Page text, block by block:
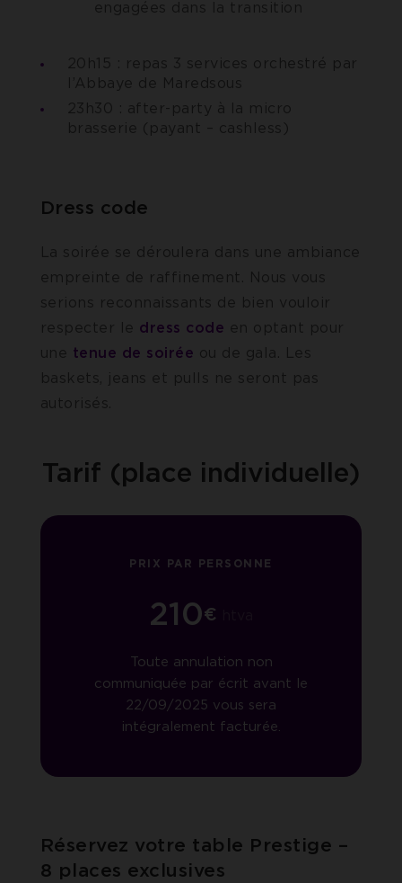
engagées dans la transition
20h15 : repas 3 services orchestré par
l’Abbaye de Maredsous
23h30 : after-party à la micro
brasserie (payant – cashless)
Dress code
La soirée se déroulera dans une ambiance
empreinte de raffinement. Nous vous
serions reconnaissants de bien vouloir
respecter le dress code en optant pour
une
tenue de soirée ou de gala. Les
baskets, jeans et pulls ne seront pas
autorisés.
Tarif (place individuelle)
PRIX PAR PERSONNE
210€
Toute annulation non
communiquée par écrit avant le
22/09/2025 vous sera
intégralement facturée.
Réservez votre table Prestige –
8 places exclusives